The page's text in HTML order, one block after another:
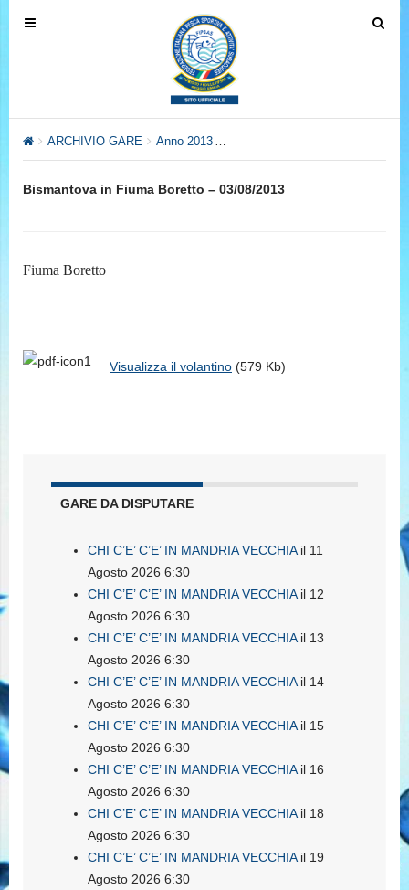
T
v
a
n
T
ARCHIVIO GARE Anno 2013
Bismantova in Fiuma Boretto – 03/08/2013
Fiuma Boretto
Visualizza il volantino (579 Kb)
GARE DA DISPUTARE
CHI C’E’ C’E’ IN MANDRIA VECCHIAil 11
Agosto 2026 6:30
CHI C’E’ C’E’ IN MANDRIA VECCHIAil 12
Agosto 2026 6:30
CHI C’E’ C’E’ IN MANDRIA VECCHIAil 13
Agosto 2026 6:30
CHI C’E’ C’E’ IN MANDRIA VECCHIAil 14
Agosto 2026 6:30
CHI C’E’ C’E’ IN MANDRIA VECCHIAil 15
Agosto 2026 6:30
CHI C’E’ C’E’ IN MANDRIA VECCHIAil 16
Agosto 2026 6:30
CHI C’E’ C’E’ IN MANDRIA VECCHIAil 18
Agosto 2026 6:30
CHI C’E’ C’E’ IN MANDRIA VECCHIAil 19
Agosto 2026 6:30